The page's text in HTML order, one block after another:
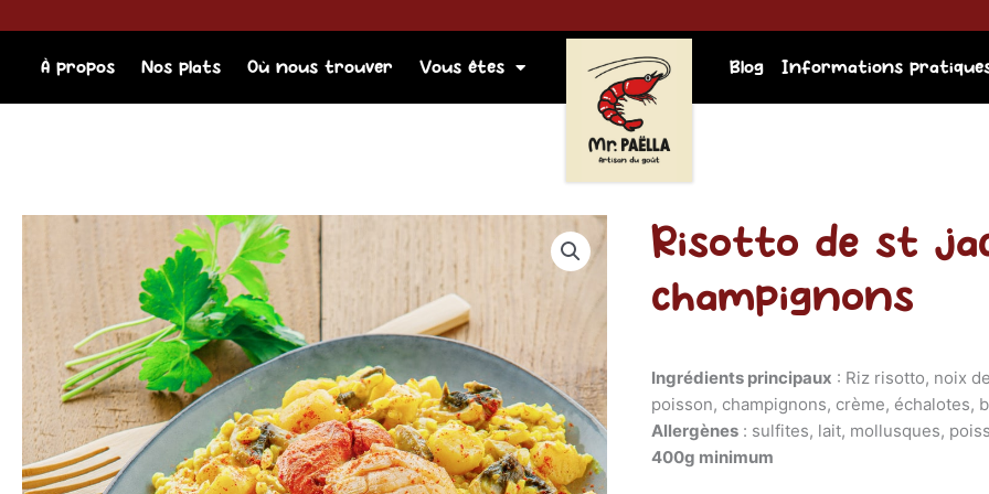
principal
au
contenuÀ propos Nos plats Où nous trouver Vous êtes Blog Informations
Risotto de st
champignons
Ingrédients principaux : Riz risotto, noix
poisson, champignons, crème, échalotes,
Allergènes : sulfites, lait, mollusques,
400g minimum